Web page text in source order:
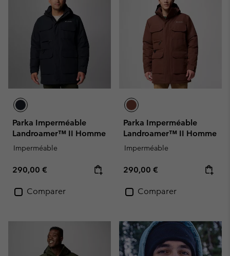
Parka Imperméable
Landroamer™ II Homme
Imperméable
Regular price:
290,00 €
Comparer
Parka Imperméable
Landroamer™ II Homme
Imperméable
Regular price:
290,00 €
Comparer